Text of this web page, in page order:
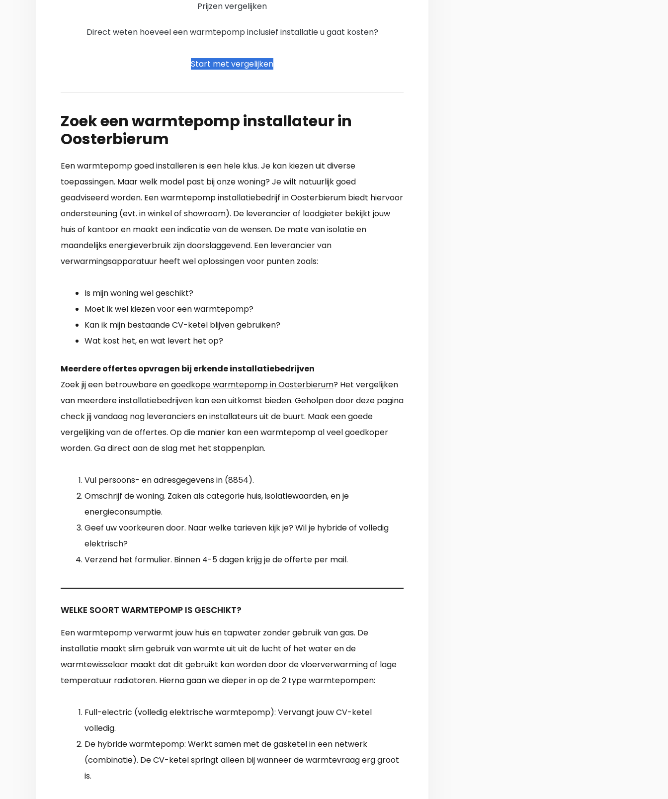
Prijzen vergelijken
Direct weten hoeveel een warmtepomp inclusief installatie u gaat kosten?
Start met vergelijken
Zoek een warmtepomp installateur in
Oosterbierum
Een warmtepomp goed installeren is een hele klus. Je kan kiezen uit diverse
toepassingen. Maar welk model past bij onze woning? Je wilt natuurlijk goed
geadviseerd worden. Een warmtepomp installatiebedrijf in Oosterbierum biedt hiervoor
ondersteuning (evt. in winkel of showroom). De leverancier of loodgieter bekijkt jouw
huis of kantoor en maakt een indicatie van de wensen. De mate van isolatie en
maandelijks energieverbruik zijn doorslaggevend. Een leverancier van
verwarmingsapparatuur heeft wel oplossingen voor punten zoals:
Is mijn woning wel geschikt?
Moet ik wel kiezen voor een warmtepomp?
Kan ik mijn bestaande CV-ketel blijven gebruiken?
Wat kost het, en wat levert het op?
Meerdere offertes opvragen bij erkende installatiebedrijven
Zoek jij een betrouwbare engoedkope warmtepomp in Oosterbierum? Het vergelijken
van meerdere installatiebedrijven kan een uitkomst bieden. Geholpen door deze pagina
check jij vandaag nog leveranciers en installateurs uit de buurt. Maak een goede
vergelijking van de offertes. Op die manier kan een warmtepomp al veel goedkoper
worden. Ga direct aan de slag met het stappenplan.
Vul persoons- en adresgegevens in (8854).
Omschrijf de woning. Zaken als categorie huis, isolatiewaarden, en je
energieconsumptie.
Geef uw voorkeuren door. Naar welke tarieven kijk je? Wil je hybride of volledig
elektrisch?
Verzend het formulier. Binnen 4-5 dagen krijg je de offerte per mail.
WELKE SOORT WARMTEPOMP IS GESCHIKT?
Een warmtepomp verwarmt jouw huis en tapwater zonder gebruik van gas. De
installatie maakt slim gebruik van warmte uit uit de lucht of het water en de
warmtewisselaar maakt dat dit gebruikt kan worden door de vloerverwarming of lage
temperatuur radiatoren. Hierna gaan we dieper in op de 2 type warmtepompen:
Full-electric (volledig elektrische warmtepomp): Vervangt jouw CV-ketel
volledig.
De hybride warmtepomp: Werkt samen met de gasketel in een netwerk
(combinatie). De CV-ketel springt alleen bij wanneer de warmtevraag erg groot
is.